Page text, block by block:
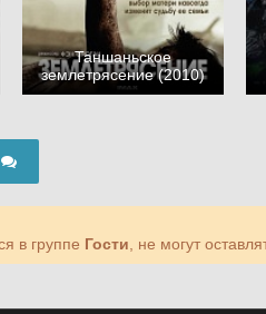
Таншаньское
землетрясение (2010)
в группе Гости , не могут